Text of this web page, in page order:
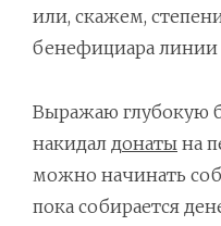
или, скажем,
бенефициара линии
Выражаю глубокую
накидал донаты на
можно начинать
пока собирается